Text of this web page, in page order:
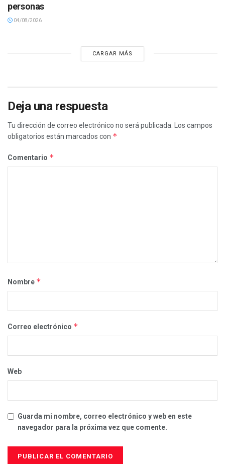
personas
04/08/2026
CARGAR MÁS
Deja una respuesta
Tu dirección de correo electrónico no será publicada.
Los campos
obligatorios están marcados con *
Comentario *
Nombre *
Correo electrónico *
Web
Guarda mi nombre, correo electrónico y web en este
navegador para la próxima vez que comente.